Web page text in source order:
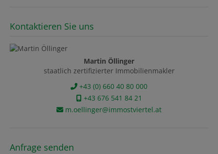
Kontaktieren Sie uns
Martin Öllinger
staatlich zertifizierter Immobilienmakler
+43 (0) 660 40 80 000
+43 676 541 84 21
m.oellinger@immostviertel.at
Anfrage senden